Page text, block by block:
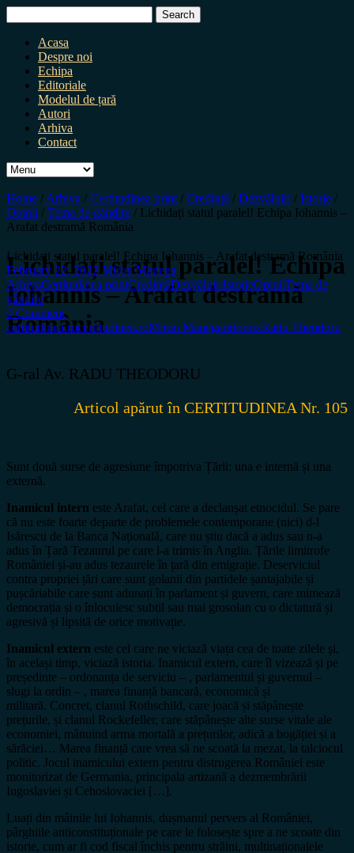
for:
Acasa
Despre noi
Echipa
Editoriale
Modelul de țară
Autori
Arhiva
Contact
Home / Arhiva / Certitudinea print / Credință / Dezvăluiri / Istorie /
Opinii / Tema de gândire / Lichidați statul paralel! Echipa Iohannis –
Arafat destramă România
Lichidați statul paralel! Echipa
Iohannis – Arafat destramă
România
Lichidați statul paralel! Echipa Iohannis – Arafat destramă România
February 22, 2022Miron Manega
ArhivaCertitudinea printCredințăDezvăluiriIstorieOpiniiTema de
gândire
0 Comment
certitudinea.rocertitudinea.roMiron ManegaortodoxRadu Theodoru
G-ral Av. RADU THEODORU
Articol apărut în CERTITUDINEA Nr. 105
Sunt două surse de agresiune împotriva Țării: una e internă și una
externă.
Inamicul intern este Arafat, cel care a declanșat etnocidul. Se pare
că nu este foarte departe de problemele contemporane (nici) d-l
Isărescu de la Banca Națională, care nu știu dacă a adus sau n-a
adus în Țară Tezaurul pe care l-a trimis în Anglia. Țările limitrofe
României și-au adus tezaurele în țară din emigrație. Deserviciul
contra propriei țări care sunt golanii din partidele șantajabile și
pușcăriabile care sunt adunați în parlament și guvern, care mimează
democrația și o înlocuiesc subtil sau mai grosolan cu o dictatură și
agresivă și lipsită de orice motivație.
Inamicul extern este cel care ne viciază viața cea de toate zilele și,
în același timp, viciază istoria. Inamicul extern, care îl vizează și pe
președinte – ordonanța de serviciu – , parlamentul și guvernul –
slugi la ordin – , marea finanță bancară, economică și
militară. Concret, clanul Rothschild, care joacă și stăpânește
prețurile, și clanul Rockefeller, care stăpânește alte surse vitale ale
economiei, mânuind arma mortală a prețurilor, adică a bogăției și a
sărăciei… Marea finanță care vrea să ne scoată la mezat, la talciocul
politic. Jocul inamicului extern pentru distrugerea României este
monitorizat de Germania, principala artizană a dezmembrării
Iugoslaviei și Cehoslovaciei […].
Luați din mâinile lui Iohannis, dușmanul pervers al României,
pârghiile anticonstituționale pe care le folosește spre a ne scoate din
istorie, cum ar fi cod fiscal închis pentru străini, multinaționalele